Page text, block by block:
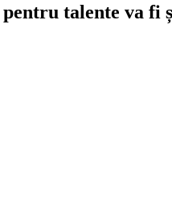
talente va fi